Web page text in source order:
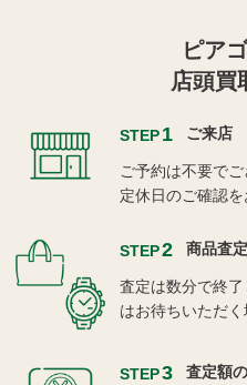
ピア
店頭買
STEP1 ご来店
ご予約は不要で
定休日のご確認を
STEP2 商品査定
査定は数分で終
はお待ちいただく
STEP3 査定額